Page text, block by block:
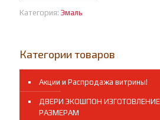
Ральф1/3
Категория: Эмаль
Категории товаров
Акции и Распродажа витрины!
ДВЕРИ ЭКОШПОН
РАЗМЕРАМ